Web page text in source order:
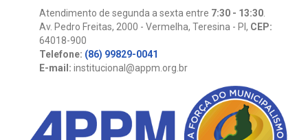
Atendimento de segunda a sexta entre 7:30 - 13:30.
Av. Pedro Freitas, 2000 - Vermelha, Teresina - PI, CEP:
64018-900
Telefone: (86) 99829-0041
E-mail: institucional@appm.org.br